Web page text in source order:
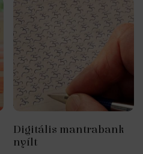
Digitális mantrabank
nyílt